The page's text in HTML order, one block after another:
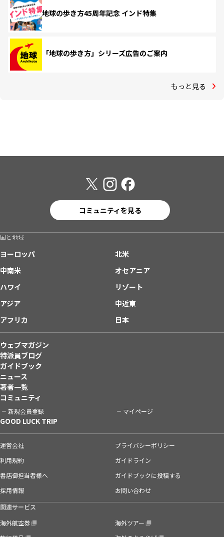
地球の歩き方45周年記念 インド特集
「地球の歩き方」シリーズ広告のご案内
もっと見る
コミュニティを見る
国と地域
ヨーロッパ
北米
中南米
オセアニア
ハワイ
リゾート
アジア
中近東
アフリカ
日本
ウェブマガジン
特派員ブログ
ガイドブック
ニュース
著者一覧
コミュニティ
新規会員登録 マイページ
GOOD LUCK TRIP
運営会社
プライバシーポリシー
利用規約
ガイドライン
書店御担当者様へ
ガイドブックに投稿する
採用情報
お問い合わせ
関連サービス
海外航空券
海外ツアー